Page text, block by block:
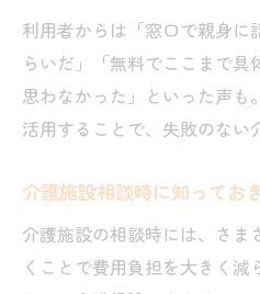
利用者からは「窓口で親身に
らいだ」「無料でここまで
思わなかった」といった声も
活用することで、失敗のない
介護施設相談時に知ってお
介護施設の相談時には、さま
くことで費用負担を大きく減